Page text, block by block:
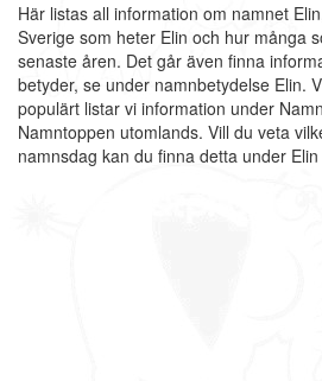
Här listas all information om namnet
Sverige som heter Elin och hur många
senaste åren. Det går även finna
betyder, se under namnbetydelse Elin.
populärt listar vi information under
Namntoppen utomlands. Vill du veta
namnsdag kan du finna detta under